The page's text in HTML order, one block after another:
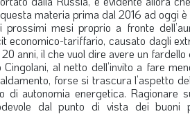
materia prima dal 2016 ad oggi
mesi proprio a fronte
economico-tariffario, causato dagli
anni, il che vuol dire avere un
al netto dell’invito a fare
forse si trascura l’aspetto
autonomia energetica. Ragionare
dal punto di vista dei buoni